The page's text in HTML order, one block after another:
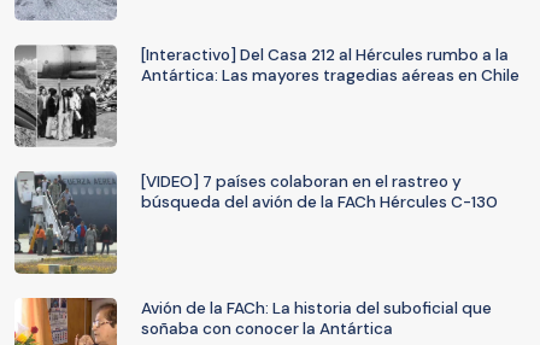
[Interactivo] Del Casa 212 al Hércules rumbo a la
Antártica: Las mayores tragedias aéreas en Chile
[VIDEO] 7 países colaboran en el rastreo y
búsqueda del avión de la FACh Hércules C-130
Avión de la FACh: La historia del suboficial que
soñaba con conocer la Antártica